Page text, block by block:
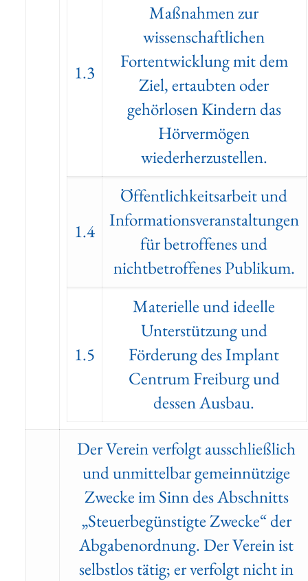
1.3
Maßnahmen zur
wissenschaftlichen
Fortentwicklung mit dem
Ziel, ertaubten oder
gehörlosen Kindern das
Hörvermögen
wiederherzustellen.
1.4
Öffentlichkeitsarbeit und
Informationsveranstaltungen
für betroffenes und
nichtbetroffenes Publikum.
1.5
Materielle und ideelle
Unterstützung und
Förderung des Implant
Centrum Freiburg und
dessen Ausbau.
Der Verein verfolgt ausschließlich
und unmittelbar gemeinnützige
Zwecke im Sinn des Abschnitts
„Steuerbegünstigte Zwecke“ der
Abgabenordnung. Der Verein ist
selbstlos tätig; er verfolgt nicht in